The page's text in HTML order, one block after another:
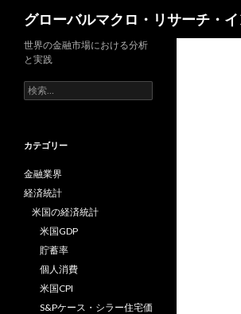
グローバルマクロ・リサーチ・
世界の金融市場における分析
と実践
検
索:
カテゴリー
金融業界
経済統計
米国の経済統計
米国GDP
貯蓄率
個人消費
米国CPI
S&Pケース・シラー住宅価